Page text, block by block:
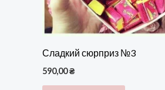
Сладкий сюрприз №3
590,00₴